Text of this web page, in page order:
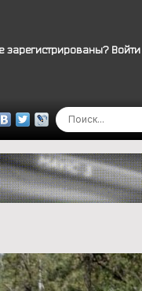
зарегистрированы? Войти